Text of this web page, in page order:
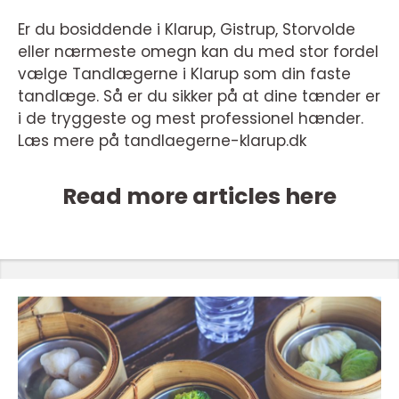
Er du bosiddende i Klarup, Gistrup, Storvolde
eller nærmeste omegn kan du med stor fordel
vælge Tandlægerne i Klarup som din faste
tandlæge. Så er du sikker på at dine tænder er
i de tryggeste og mest professionel hænder.
Læs mere på tandlaegerne-klarup.dk
Read more articles here